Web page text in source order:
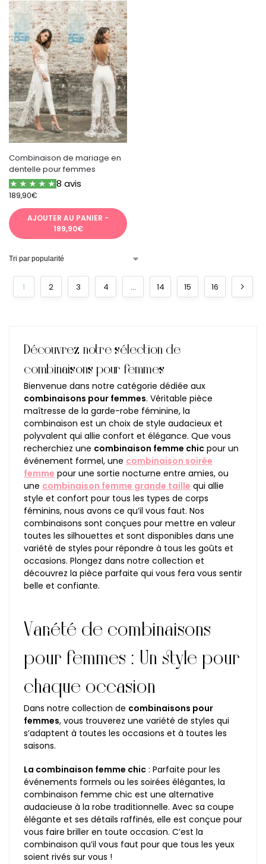
Combinaison de mariage en
dentelle pour femmes
8 avis
189,90€
AJOUTER AU PANIER -
189,90€
1 2 3 4 … 14 15 16
Découvrez notre sélection de
combinaisons pour femmes
Bienvenue dans notre catégorie dédiée aux
combinaisons pour femmes. Véritable pièce
maîtresse de la garde-robe féminine, la
combinaison est un choix de style audacieux et
polyvalent qui allie confort et élégance. Que vous
recherchiez une combinaison femme chic pour un
événement formel, une combinaison soirée
femme pour une sortie nocturne entre amies, ou
une combinaison femme grande taille qui allie
style et confort pour tous les types de corps
féminins, nous avons ce qu’il vous faut. Nos
combinaisons sont conçues pour mettre en valeur
toutes les silhouettes et sont disponibles dans une
variété de styles pour répondre à tous les goûts et
occasions. Plongez dans notre collection et
découvrez la pièce parfaite qui vous fera vous sentir
belle et confiante.
Variété de combinaisons
pour femmes : Un style pour
chaque occasion
Dans notre collection de combinaisons pour
femmes, vous trouverez une variété de styles qui
s’adaptent à toutes les occasions et à toutes les
saisons.
La combinaison femme chic : Parfaite pour les
événements formels ou les soirées élégantes, la
combinaison femme chic est une alternative
audacieuse à la robe traditionnelle. Avec sa coupe
élégante et ses détails raffinés, elle est conçue pour
vous faire briller en toute occasion. C’est la
combinaison qu’il vous faut pour que tous les yeux
soient rivés sur vous !